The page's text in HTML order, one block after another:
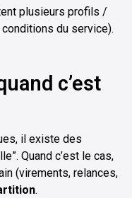
plusieurs profils /
du service).
c’est
il existe des
Quand c’est le cas,
(virements, relances,
.